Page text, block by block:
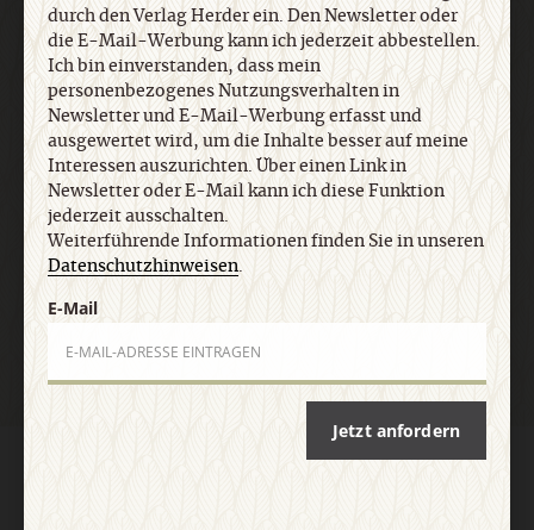
jederzeit ausschalten. Weiterführende
Informationen finden Sie in unseren
Datenschutzhinweisen.
E-Mail
durch den Verlag Herder ein. Den Newsletter oder
die E-Mail-Werbung kann ich jederzeit abbestellen.
Ich bin einverstanden, dass mein
personenbezogenes Nutzungsverhalten in
Newsletter und E-Mail-Werbung erfasst und
ausgewertet wird, um die Inhalte besser auf meine
Interessen auszurichten. Über einen Link in
Newsletter oder E-Mail kann ich diese Funktion
jederzeit ausschalten.
Weiterführende Informationen finden Sie in unseren
Datenschutzhinweisen.
E-Mail
Jetzt anfordern